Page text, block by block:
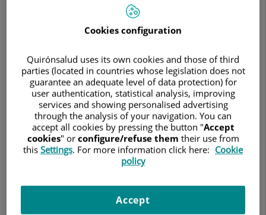
cabelludo
con
expansores
tisulares,
éxito
8 de julio de 2026
HOSPITAL UNIVERSITARIO REY JUAN CARLOS
Cookies configuration
Quirónsalud uses its own cookies and those of third
parties (located in countries whose legislation does not
guarantee an adequate level of data protection) for
user authentication, statistical analysis, improving
services and showing personalised advertising
through the analysis of your navigation. You can
accept all cookies by pressing the button "Accept
cookies" or configure/refuse them their use from
this Settings. For more information click here: Cookie
policy
Accept